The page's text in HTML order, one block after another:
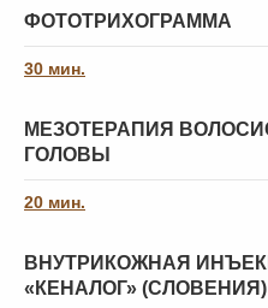
ФОТОТРИХОГРАММА
30 мин.
МЕЗОТЕРАПИЯ
ГОЛОВЫ
20 мин.
ВНУТРИКОЖНАЯ
«КЕНАЛОГ» (СЛОВЕНИЯ)
головы